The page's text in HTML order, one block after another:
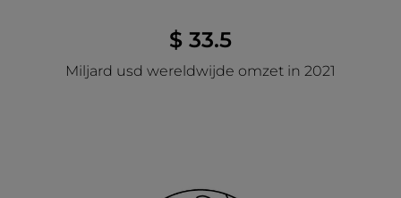
$ 33.5
Miljard usd wereldwijde omzet in 2021